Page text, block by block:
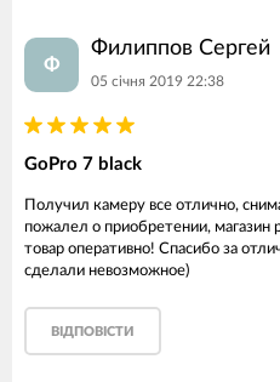
Ф
Филиппов Сергей
05 січня 2019 22:38
GoPro 7 black
Получил камеру все отлично,
пожалел о приобретении, магазин
товар оперативно! Спасибо за
сделали невозможное)
ВІДПОВІСТИ